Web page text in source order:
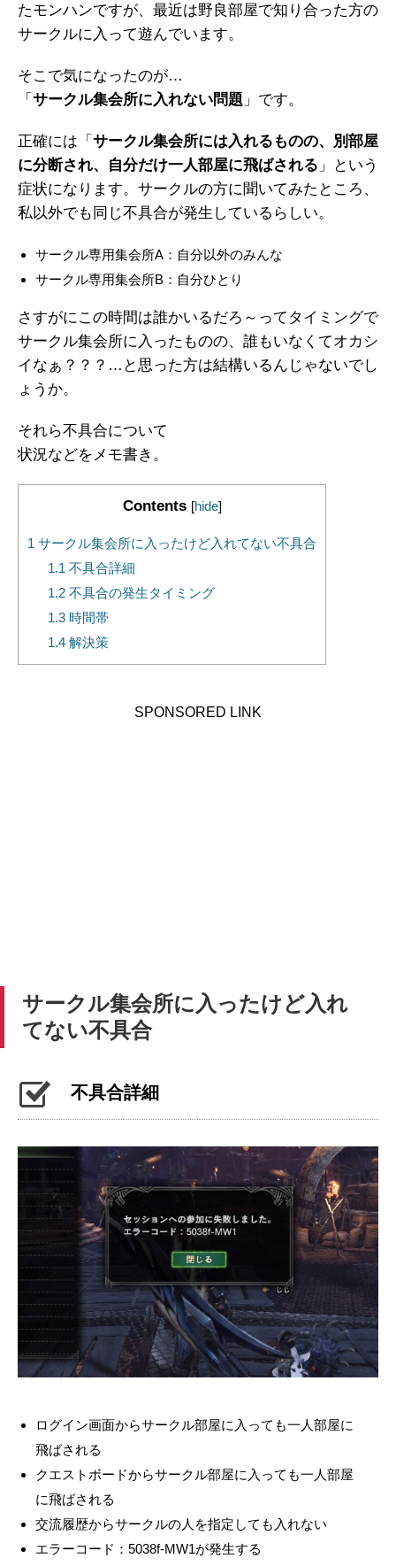
たモンハンですが、最近は野良部屋で知り合った方の
サークルに入って遊んでいます。
そこで気になったのが…
「 サークル集会所に入れない問題 」です。
正確には「 サークル集会所には入れるものの、別部屋
に分断され、自分だけ一人部屋に飛ばされる 」という
症状になります。サークルの方に聞いてみたところ、
私以外でも同じ不具合が発生しているらしい。
サークル専用集会所A：自分以外のみんな
サークル専用集会所B：自分ひとり
さすがにこの時間は誰かいるだろ～ってタイミングで
サークル集会所に入ったものの、誰もいなくてオカシ
イなぁ？？？…と思った方は結構いるんじゃないでし
ょうか。
それら不具合について
状況などをメモ書き。
Contents [hide]
1 サークル集会所に入ったけど入れてない不具合
1.1 不具合詳細
1.2不具合の発生タイミング
1.3時間帯
1.4解決策
SPONSORED LINK
サークル集会所に入ったけど入れ
てない不具合
不具合詳細
ログイン画面からサークル部屋に入っても一人部屋に
飛ばされる
クエストボードからサークル部屋に入っても一人部屋
に飛ばされる
交流履歴からサークルの人を指定しても入れない
エラーコード：5038f-MW1が発生する